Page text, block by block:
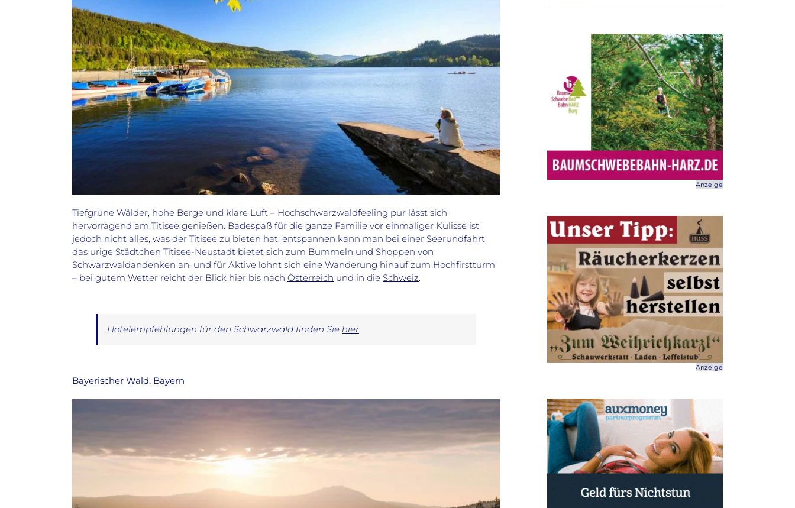
Tiefgrüne Wälder, hohe Berge und klare Luft – Hochschwarzwaldfeeling pur lässt sich
hervorragend am Titisee genießen. Badespaß für die ganze Familie vor einmaliger Kulisse ist
jedoch nicht alles, was der Titisee zu bieten hat: entspannen kann man bei einer Seerundfahrt,
das urige Städtchen Titisee-Neustadt bietet sich zum Bummeln und Shoppen von
Schwarzwaldandenken an, und für Aktive lohnt sich eine Wanderung hinauf zum Hochfirstturm
– bei gutem Wetter reicht der Blick hier bis nach Österreich und in die Schweiz.
Hotelempfehlungen für den Schwarzwald finden Sie hier
Bayerischer Wald, Bayern
Anzeige
Anzeige